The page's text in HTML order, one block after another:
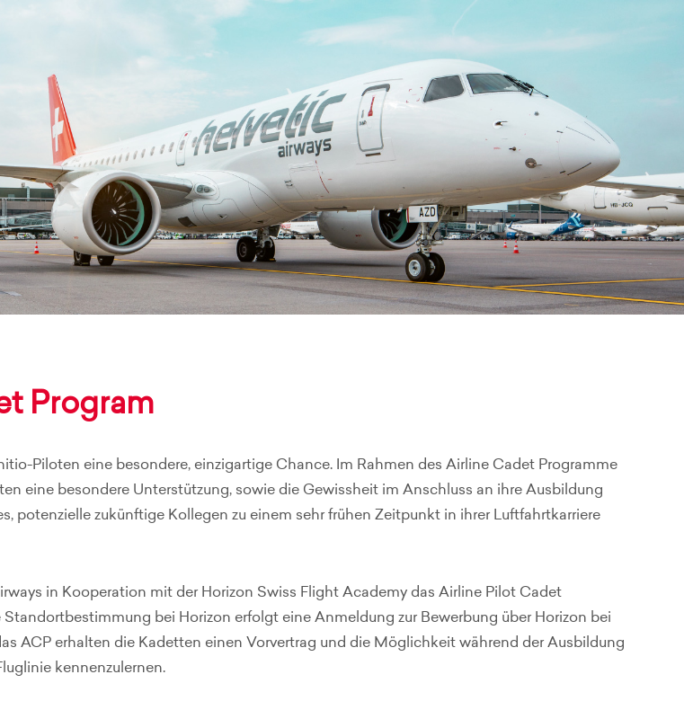
Program
Piloten eine besondere, einzigartige Chance. Im Rahmen des Airline Cadet Programme
eine besondere Unterstützung, sowie die Gewissheit im Anschluss an ihre Ausbildung
potenzielle zukünftige Kollegen zu einem sehr frühen Zeitpunkt in ihrer Luftfahrtkarriere
in Kooperation mit der Horizon Swiss Flight Academy das Airline Pilot Cadet
Standortbestimmung bei Horizon erfolgt eine Anmeldung zur Bewerbung über Horizon bei
ACP erhalten die Kadetten einen Vorvertrag und die Möglichkeit während der Ausbildung
kennenzulernen.